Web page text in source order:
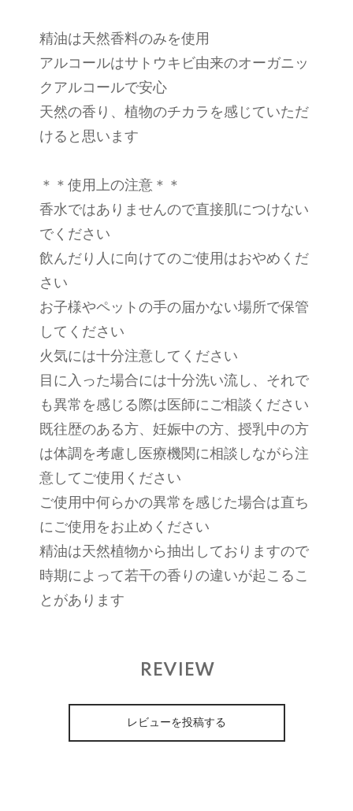
精油は天然香料のみを使用
アルコールはサトウキビ由来のオーガニッ
クアルコールで安心
天然の香り、植物のチカラを感じていただ
けると思います
＊＊使用上の注意＊＊
香水ではありませんので直接肌につけない
でください
飲んだり人に向けてのご使用はおやめくだ
さい
お子様やペットの手の届かない場所で保管
してください
火気には十分注意してください
目に入った場合には十分洗い流し、それで
も異常を感じる際は医師にご相談ください
既往歴のある方、妊娠中の方、授乳中の方
は体調を考慮し医療機関に相談しながら注
意してご使用ください
ご使用中何らかの異常を感じた場合は直ち
にご使用をお止めください
精油は天然植物から抽出しておりますので
時期によって若干の香りの違いが起こるこ
とがあります
REVIEW
レビューを投稿する